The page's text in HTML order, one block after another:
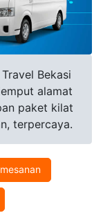
Bekasi
alamat
paket kilat
terpercaya.